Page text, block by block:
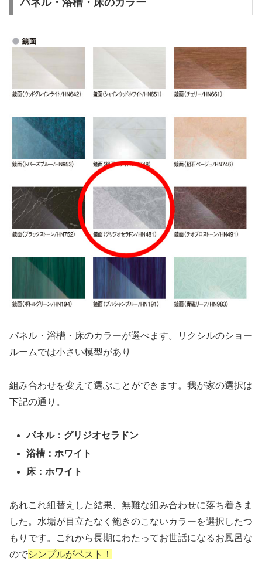
パネル・浴槽・床のカラーが選べます。リクシルのショー
ルームでは小さい模型があり
組み合わせを変えて選ぶことができます。我が家の選択は
下記の通り。
パネル：グリジオセラドン
浴槽：ホワイト
床：ホワイト
あれこれ組替えした結果、無難な組み合わせに落ち着きま
した。水垢が目立たなく飽きのこないカラーを選択したつ
もりです。これから長期にわたってお世話になるお風呂な
のでシンプルがベスト！